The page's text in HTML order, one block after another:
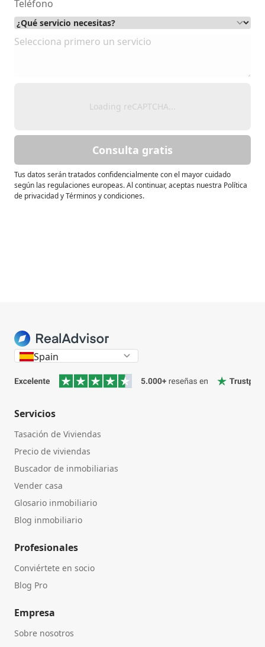
Loading reCAPTCHA...
Consulta gratis
Tus datos serán tratados confidencialmente con el mayor cuidado
según las regulaciones europeas. Al continuar, aceptas nuestra Política
de privacidad y Términos y condiciones.
Spain
Servicios
Tasación de Viviendas
Precio de viviendas
Buscador de inmobiliarias
Vender casa
Glosario inmobiliario
Blog inmobiliario
Profesionales
Conviértete en socio
Blog Pro
Empresa
Sobre nosotros